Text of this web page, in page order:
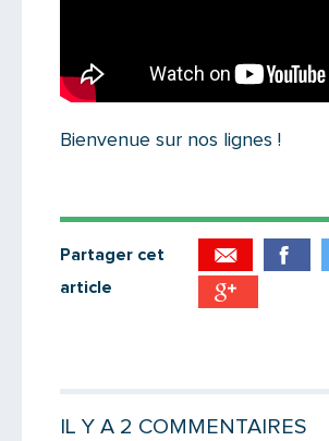
Bienvenue sur nos lignes !
Partager cet
article
IL Y A 2 COMMENTAIRES